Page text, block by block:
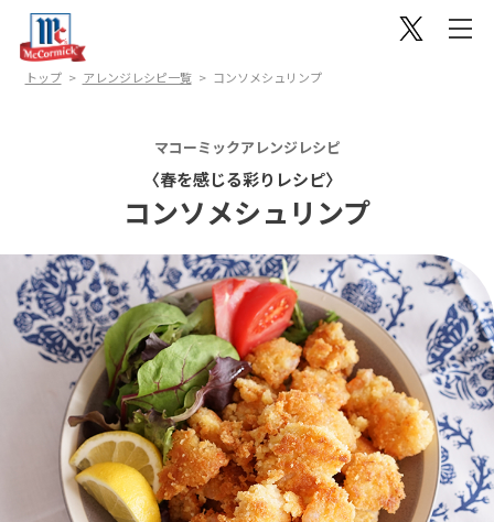
トップ アレンジレシピ一覧 コンソメシュリンプ
マコーミックアレンジレシピ
〈春を感じる彩りレシピ〉
コンソメシュリンプ